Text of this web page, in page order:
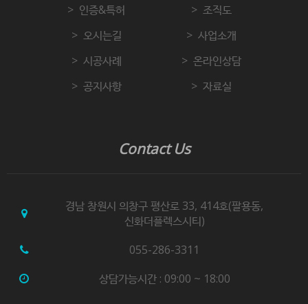
인증&특허
조직도
오시는길
사업소개
시공사례
온라인상담
공지사항
자료실
Contact Us
경남 창원시 의창구 평산로 33, 414호(팔용동,
신화더플렉스시티)
055-286-3311
상담가능시간 : 09:00 ~ 18:00